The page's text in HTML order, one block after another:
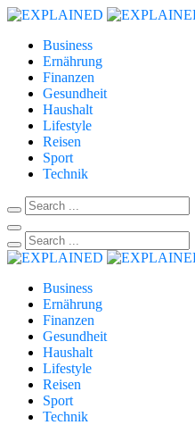
Business
Ernährung
Finanzen
Gesundheit
Haushalt
Lifestyle
Reisen
Sport
Technik
Business
Ernährung
Finanzen
Gesundheit
Haushalt
Lifestyle
Reisen
Sport
Technik